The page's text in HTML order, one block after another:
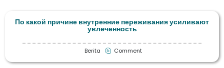
По какой причине внутренние переживания усиливают
увлеченность
Berita Comment